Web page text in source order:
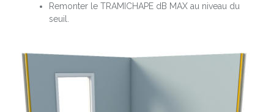
Remonter le TRAMICHAPE dB MAX au niveau du
seuil.